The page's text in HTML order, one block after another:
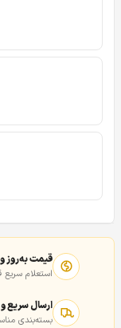
قیمت به‌روز و
استعلام سریع
ارسال سریع
بسته‌بندی